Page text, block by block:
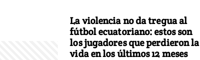
La violencia no da tregua al
fútbol ecuatoriano: estos son
los jugadores que perdieron la
vida en los últimos 12 meses